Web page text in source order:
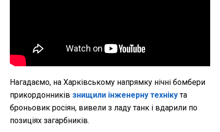
Нагадаємо, на Харківському напрямку нічні бомбери
прикордонників знищили інженерну технікута
броньовик росіян, вивели з ладу танк і вдарили по
позиціях загарбників.